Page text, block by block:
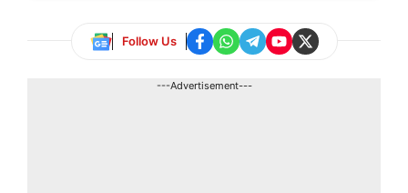
Follow Us
---Advertisement---